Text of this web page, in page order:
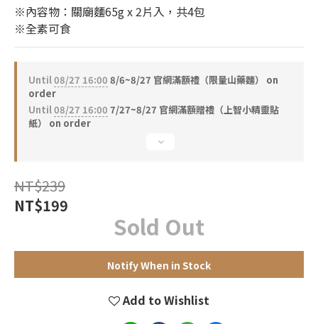
2
3
※內容物：關廟麵65g x 2片入，共4包
※全素可食
Until08/27 16:00 8/6~8/27 官網滿額禮（限量山藥麵） on
order
Until08/27 16:00 7/27~8/27 官網滿額贈禮（上智小精靈貼
紙） on order
NT$239
NT$199
Sold Out
Notify When in Stock
Add to Wishlist